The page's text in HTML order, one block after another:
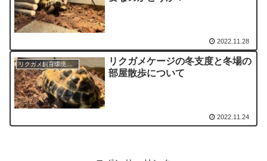
2022.11.28
リクガメ飼育環境・グッズ等
リクガメケージの冬支度と冬場の
部屋散歩について
2022.11.24